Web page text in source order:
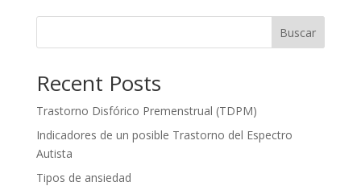
Buscar
Recent Posts
Trastorno Disfórico Premenstrual (TDPM)
Indicadores de un posible Trastorno del Espectro
Autista
Tipos de ansiedad